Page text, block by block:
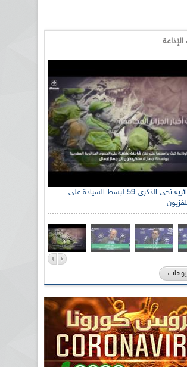
الإذاعة الجزائرية تحي الذكرى 59 لبسط السيادة على